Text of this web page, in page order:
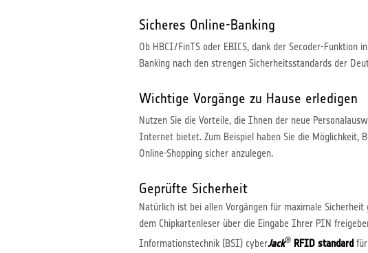
Sicheres Online-Banking
Ob HBCI/FinTS oder EBICS, dank der Secoder-Funktion
Banking nach den strengen Sicherheitsstandards der
Wichtige Vorgänge zu Hause erledigen
Nutzen Sie die Vorteile, die Ihnen der neue
Internet bietet. Zum Beispiel haben Sie die Möglichkeit,
Online-Shopping sicher anzulegen.
Geprüfte Sicherheit
Natürlich ist bei allen Vorgängen für maximale
dem Chipkartenleser über die Eingabe Ihrer PIN
Informationstechnik (BSI) cyberJack® RFID standard